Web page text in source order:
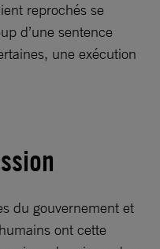
reprochés se
d’une sentence
une exécution
du gouvernement et
ont cette